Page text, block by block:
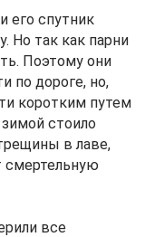
его спутник
Но так как парни
Поэтому они
по дороге, но,
коротким путем
стоило
в лаве,
смертельную
все